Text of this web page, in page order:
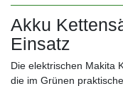
Akku
Einsatz
Die elektrischen Makita
die im Grünen